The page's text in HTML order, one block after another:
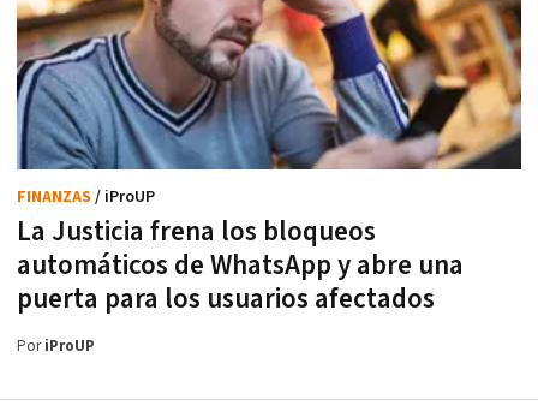
La Justicia frena los bloqueos
automáticos de WhatsApp y abre una
puerta para los usuarios afectados
FINANZAS / iProUP
PoriProUP